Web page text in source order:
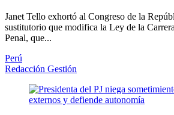
Janet Tello exhortó al Congreso de la
sustitutorio que modifica la Ley de la
Penal, que...
Perú
Redacción Gestión